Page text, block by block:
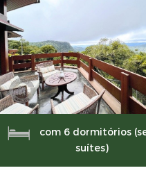
com 6 dormitórios
suítes)